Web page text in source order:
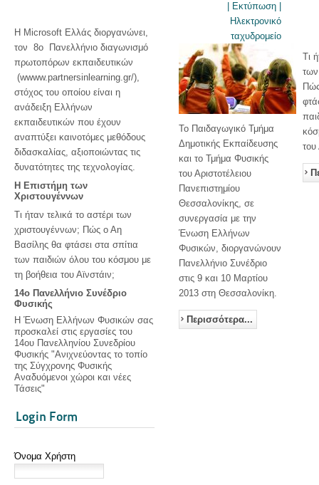
Η Microsoft Ελλάς διοργανώνει,
τον 8ο Πανελλήνιο διαγωνισμό
πρωτοπόρων εκπαιδευτικών
(wwww.partnersinlearning.gr/),
στόχος του οποίου είναι η
ανάδειξη Ελλήνων
εκπαιδευτικών που έχουν
αναπτύξει καινοτόμες μεθόδους
διδασκαλίας, αξιοποιώντας τις
δυνατότητες της τεχνολογίας.
Η Επιστήμη των
Χριστουγέννων
Τι ήταν τελικά το αστέρι των
χριστουγέννων; Πώς ο Αη
Βασίλης θα φτάσει στα σπίτια
των παιδιών όλου του κόσμου με
τη βοήθεια του Αϊνστάιν;
14ο Πανελλήνιο Συνέδριο
Φυσικής
Η Ένωση Ελλήνων Φυσικών σας
προσκαλεί στις εργασίες του
14ου Πανελληνίου Συνεδρίου
Φυσικής "Ανιχνεύοντας το τοπίο
της Σύγχρονης Φυσικής
Αναδυόμενοι χώροι και νέες
Τάσεις"
Login Form
Όνομα Χρήστη
| Εκτύπωση |
Ηλεκτρονικό
ταχυδρομείο
Το Παιδαγωγικό Τμήμα
Δημοτικής Εκπαίδευσης
και το Τμήμα Φυσικής
του Αριστοτέλειου
Πανεπιστημίου
Θεσσαλονίκης, σε
συνεργασία με την
Ένωση Ελλήνων
Φυσικών, διοργανώνουν
Πανελλήνιο Συνέδριο
στις 9 και 10 Μαρτίου
2013 στη Θεσσαλονίκη.
Περισσότερα...
Τι
του